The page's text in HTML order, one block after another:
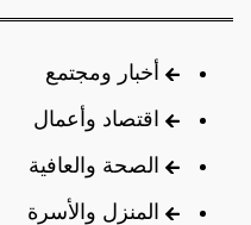
أخبار ومجتمع
اقتصاد وأعمال
الصحة والعافية
المنزل والأسرة